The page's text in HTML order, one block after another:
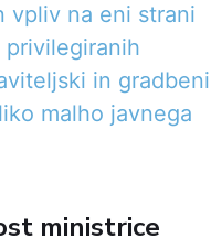
vpliv na eni strani
privilegiranih
in gradbeni
malho javnega
ministrice